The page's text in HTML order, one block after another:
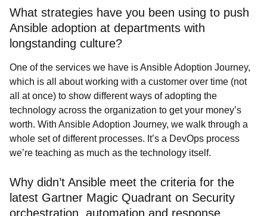
What strategies have you been using to push
Ansible adoption at departments with
longstanding culture?
One of the services we have is Ansible Adoption Journey,
which is all about working with a customer over time (not
all at once) to show different ways of adopting the
technology across the organization to get your money’s
worth. With Ansible Adoption Journey, we walk through a
whole set of different processes. It’s a DevOps process
we’re teaching as much as the technology itself.
Why didn’t Ansible meet the criteria for the
latest Gartner Magic Quadrant on Security
orchestration, automation and response